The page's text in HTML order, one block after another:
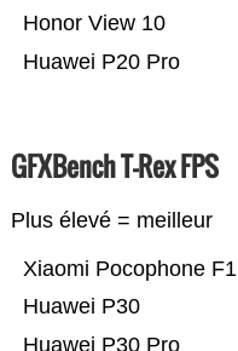
Huawei P20 Pro
Honor View 10
GFXBench T-Rex FPS
Plus élevé = meilleur
Huawei P30 Pro
Huawei P30
Xiaomi Pocophone F1